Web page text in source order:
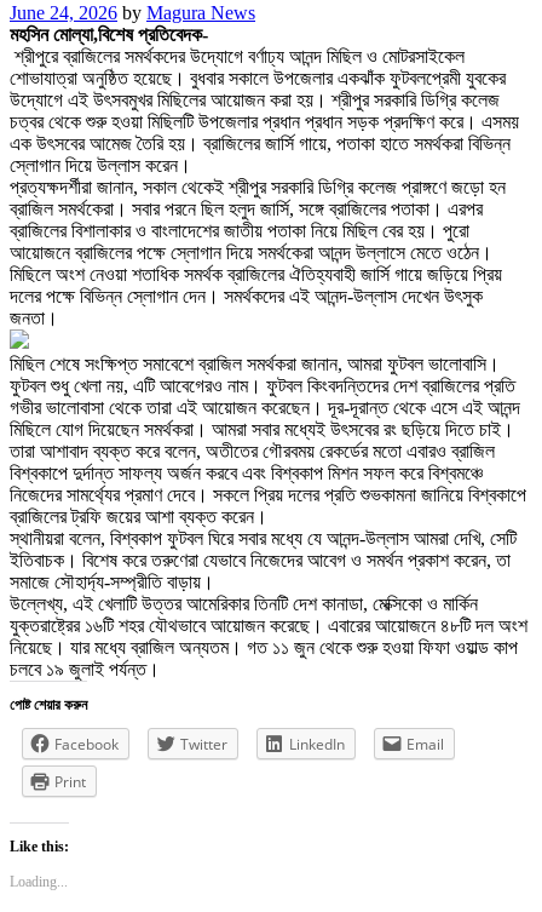
Posted
on
June 24, 2026 by Magura News
মহসিন মোল্যা,বিশেষ প্রতিবেদক-
শ্রীপুরে ব্রাজিলের সমর্থকদের উদ্যোগে বর্ণাঢ্য আনন্দ মিছিল ও মোটরসাইকেল
শোভাযাত্রা অনুষ্ঠিত হয়েছে। বুধবার সকালে উপজেলার একঝাঁক ফুটবলপ্রেমী যুবকের
উদ্যোগে এই উৎসবমুখর মিছিলের আয়োজন করা হয়। শ্রীপুর সরকারি ডিগ্রি কলেজ
চত্বর থেকে শুরু হওয়া মিছিলটি উপজেলার প্রধান প্রধান সড়ক প্রদক্ষিণ করে। এসময়
এক উৎসবের আমেজ তৈরি হয়। ব্রাজিলের জার্সি গায়ে, পতাকা হাতে সমর্থকরা বিভিন্ন
স্লোগান দিয়ে উল্লাস করেন।
প্রত্যক্ষদর্শীরা জানান, সকাল থেকেই শ্রীপুর সরকারি ডিগ্রি কলেজ প্রাঙ্গণে জড়ো হন
ব্রাজিল সমর্থকেরা। সবার পরনে ছিল হলুদ জার্সি, সঙ্গে ব্রাজিলের পতাকা। এরপর
ব্রাজিলের বিশালাকার ও বাংলাদেশের জাতীয় পতাকা নিয়ে মিছিল বের হয়। পুরো
আয়োজনে ব্রাজিলের পক্ষে স্লোগান দিয়ে সমর্থকেরা আনন্দ উল্লাসে মেতে ওঠেন।
মিছিলে অংশ নেওয়া শতাধিক সমর্থক ব্রাজিলের ঐতিহ্যবাহী জার্সি গায়ে জড়িয়ে প্রিয়
দলের পক্ষে বিভিন্ন স্লোগান দেন। সমর্থকদের এই আনন্দ-উল্লাস দেখেন উৎসুক
জনতা।
মিছিল শেষে সংক্ষিপ্ত সমাবেশে ব্রাজিল সমর্থকরা জানান, আমরা ফুটবল ভালোবাসি।
ফুটবল শুধু খেলা নয়, এটি আবেগেরও নাম। ফুটবল কিংবদন্তিদের দেশ ব্রাজিলের প্রতি
গভীর ভালোবাসা থেকে তারা এই আয়োজন করেছেন। দূর-দূরান্ত থেকে এসে এই আনন্দ
মিছিলে যোগ দিয়েছেন সমর্থকরা। আমরা সবার মধ্যেই উৎসবের রং ছড়িয়ে দিতে চাই।
তারা আশাবাদ ব্যক্ত করে বলেন, অতীতের গৌরবময় রেকর্ডের মতো এবারও ব্রাজিল
বিশ্বকাপে দুর্দান্ত সাফল্য অর্জন করবে এবং বিশ্বকাপ মিশন সফল করে বিশ্বমঞ্চে
নিজেদের সামর্থ্যের প্রমাণ দেবে। সকলে প্রিয় দলের প্রতি শুভকামনা জানিয়ে বিশ্বকাপে
ব্রাজিলের ট্রফি জয়ের আশা ব্যক্ত করেন।
স্থানীয়রা বলেন, বিশ্বকাপ ফুটবল ঘিরে সবার মধ্যে যে আনন্দ-উল্লাস আমরা দেখি, সেটি
ইতিবাচক। বিশেষ করে তরুণেরা যেভাবে নিজেদের আবেগ ও সমর্থন প্রকাশ করেন, তা
সমাজে সৌহার্দ্য-সম্প্রীতি বাড়ায়।
উল্লেখ্য, এই খেলাটি উত্তর আমেরিকার তিনটি দেশ কানাডা, মেক্সিকো ও মার্কিন
যুক্তরাষ্ট্রের ১৬টি শহর যৌথভাবে আয়োজন করেছে। এবারের আয়োজনে ৪৮টি দল অংশ
নিয়েছে। যার মধ্যে ব্রাজিল অন্যতম। গত ১১ জুন থেকে শুরু হওয়া ফিফা ওয়াল্ড কাপ
চলবে ১৯ জুলাই পর্যন্ত।
পোষ্ট শেয়ার করুন
Facebook Twitter LinkedIn
Email
Print
Like this:
Loading...